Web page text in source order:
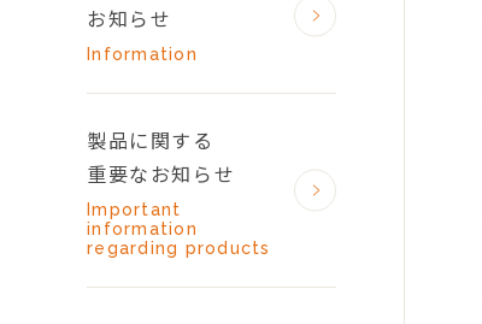
お知らせ
Information
製品に関する
重要なお知らせ
Important
information
regarding products